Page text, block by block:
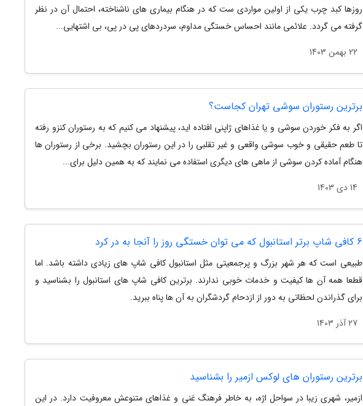
روزها کبد چرب یکی از اولین مواردی ست که در هنگام بیماری های ناشناخته، احتمال آن در نظر
گرفته می گردد. علائمی مانند احساس خستگی مداوم، سردردهای پی در پی، بی اشتهایی...
22 بهمن 1403
برترین رستوران سوشی تهران کجاست؟
اگر به فکر خوردن سوشی و یا غذاهای ژاپنی افتاده اید، پیشنهاد می کنیم که به رستوران کنزو رفته
تا طعم حقیقی و خوب سوشی واقعی و غیر تقلبی را در این رستوران بچشید. برخی از رستوران ها
هنگام آماده کردن سوشی از ماهی های دیگری استفاده می نمایند که به همین دلیل برای...
14 دی 1403
6 کافی شاپ برتر استانبول که می توان خستگی روز را آنجا به در کرد
طبیعی است که هر شهر بزرگ و پرجمعیتی مثل استانبول کافی شاپ های زیادی داشته باشد. اما
قطعا همه آن ها کیفیت و خدمات خوبی ندارند. برترین کافی شاپ های استانبول را بشناسید و
برای گذراندن لحظاتی به دور از ازدحام گردشگران به آن ها پناه ببرید.
27 آذر 1403
برترین رستوران های لوکس ازمیر را بشناسید
ازمیر، شهری زیبا در سواحل اژه، به خاطر فرهنگ غنی و غذاهای متنوعش معروفیت دارد. در این